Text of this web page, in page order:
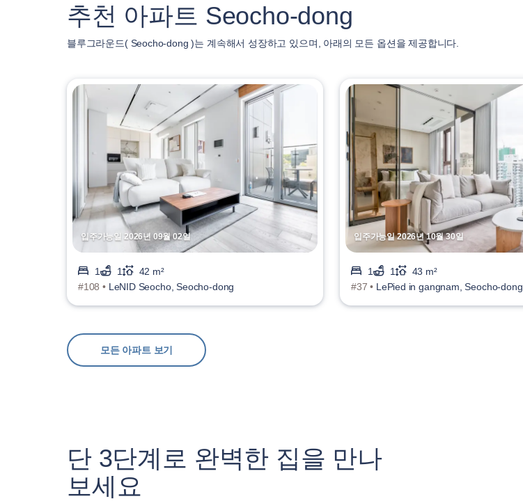
추천 아파트 Seocho-dong
블루그라운드( Seocho-dong )는 계속해서 성장하고 있으며, 아래의 모든 옵션을 제공합니다.
입주가능일 2026년 09월 02일
1 1
42 m²
#108 • LeNID Seocho, Seocho-dong
입주가능일 2026년 10월 30일
1 1
43 m²
#37 • LePied in gangnam, Seocho-dong
모든 아파트 보기
단 3단계로 완벽한 집을 만나
보세요